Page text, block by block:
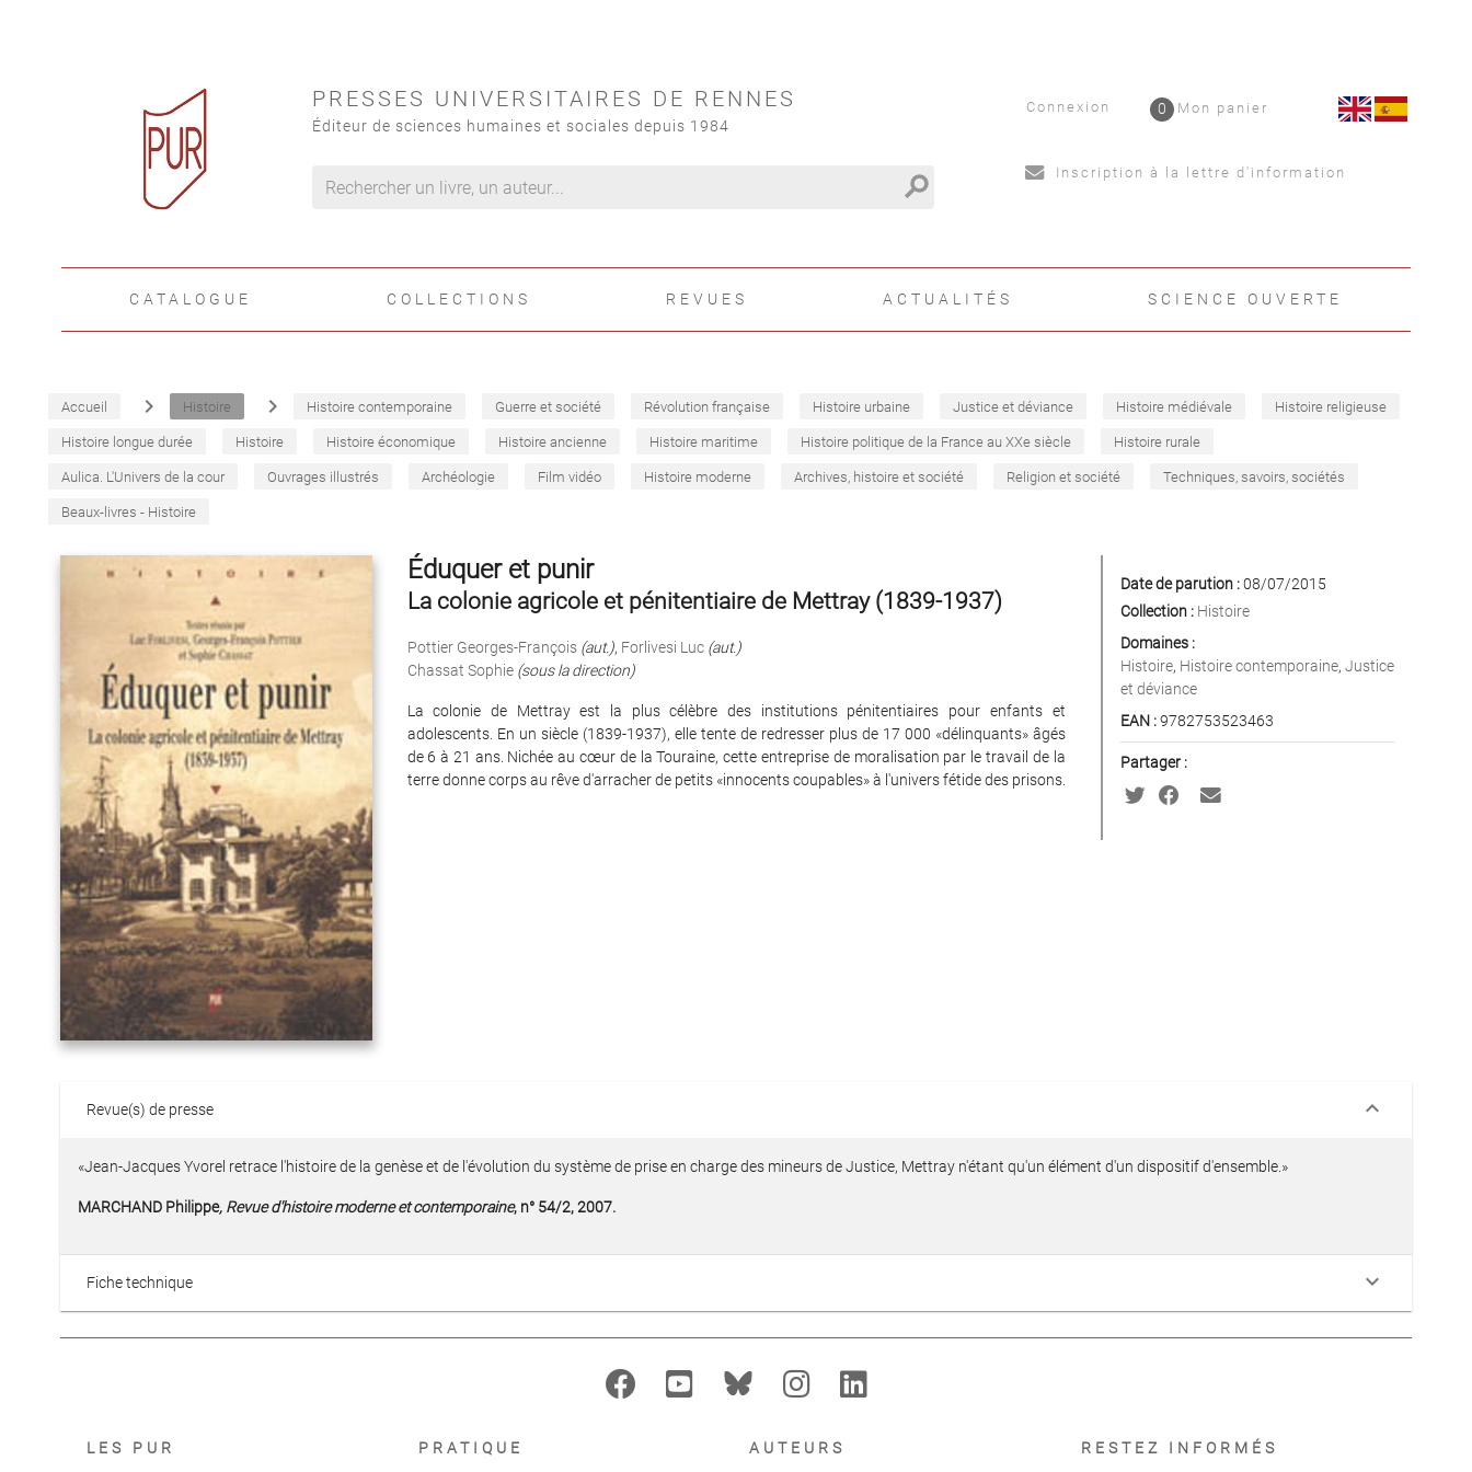
PRESSES UNIVERSITAIRES DE RENNES
Éditeur de sciences humaines et sociales depuis 1984
search
Connexion Mon panier
0
Inscription à la lettre d'information
CATALOGUE COLLECTIONS REVUES ACTUALITÉS SCIENCE OUVERTE
Accueil navigate_next Histoire navigate_next Histoire contemporaine Guerre et société Révolution française Histoire urbaine Justice et déviance Histoire médiévale Histoire religieuse
Histoire longue durée Histoire Histoire économique Histoire ancienne Histoire maritime Histoire politique de la France au XXe siècle Histoire rurale
Aulica. L'Univers de la cour Ouvrages illustrés Archéologie Film vidéo Histoire moderne Archives, histoire et société Religion et société Techniques, savoirs, sociétés
Beaux-livres - Histoire
Éduquer et punir
La colonie agricole et pénitentiaire de Mettray (1839-1937)
Pottier Georges-François (aut.), Forlivesi Luc (aut.)
Chassat Sophie (sous la direction)
La colonie de Mettray est la plus célèbre des institutions pénitentiaires pour enfants et
adolescents. En un siècle (1839-1937), elle tente de redresser plus de 17 000 «délinquants» âgés
de 6 à 21 ans. Nichée au cœur de la Touraine, cette entreprise de moralisation par le travail de la
terre donne corps au rêve d'arracher de petits «innocents coupables» à l'univers fétide des prisons.
Date de parution :08/07/2015
Collection : Histoire
Domaines :
Histoire, Histoire contemporaine, Justice
et déviance
EAN :9782753523463
Partager :
Revue(s) de presse keyboard_arrow_down
«Jean-Jacques Yvorel retrace l'histoire de la genèse et de l'évolution du système de prise en charge des mineurs de Justice, Mettray n'étant qu'un élément d'un dispositif d'ensemble.»
MARCHAND Philippe, Revue d'histoire moderne et contemporaine, n° 54/2, 2007.
Fiche technique keyboard_arrow_down
LES PUR PRATIQUE AUTEURS RESTEZ INFORMÉS